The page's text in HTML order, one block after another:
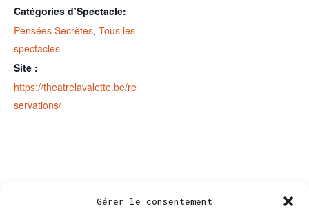
Gérer le consentement
Catégories d’Spectacle:
Pensées Secrètes, Tous les
spectacles
Site :
https://theatrelavalette.be/re
servations/